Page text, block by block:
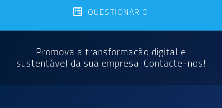
Promova a transformação digital e
sustentável da sua empresa. Contacte-nos!
QUESTIONÁRIO